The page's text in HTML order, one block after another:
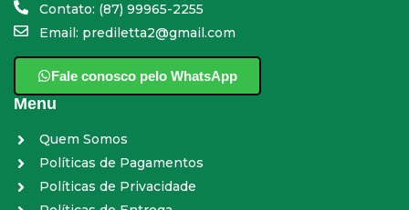
Contato: (87) 99965-2255
Email: prediletta2@gmail.com
Fale conosco pelo WhatsApp
Menu
Quem Somos
Políticas de Pagamentos
Políticas de Privacidade